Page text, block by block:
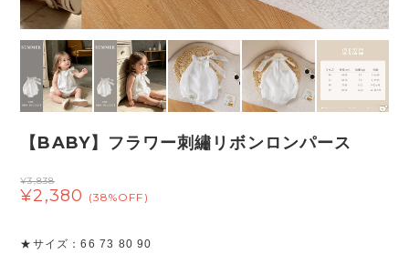
【BABY】フラワー刺繡リボンロンパース
¥3,838
¥2,380 (38%OFF)
★サイズ：66 73 80 90